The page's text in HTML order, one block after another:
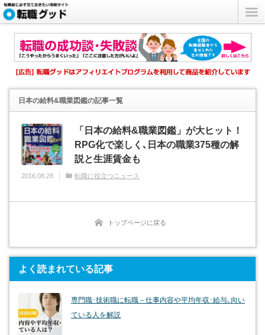
日本の給料&職業図鑑の記事一覧
「日本の給料&職業図鑑」が大ヒット！
RPG化で楽しく､日本の職業375種の解
説と生涯賃金も
2016.08.28 転職に役立つニュース
トップページに戻る
よく読まれている記事
専門職･技術職に転職－仕事内容や平均年収･給与､向い
ている人を解説